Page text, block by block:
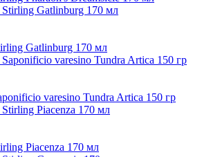
Gatlinburg 170 мл
varesino Tundra Artica 150 гр
Piacenza 170 мл